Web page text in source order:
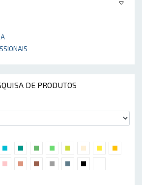
DE PRODUTOS